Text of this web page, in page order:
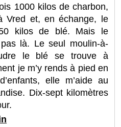
1000 kilos de charbon,
Vred et, en échange, le
kilos de blé. Mais le
là. Le seul moulin-à-
le blé se trouve à
je m’y rends à pied en
elle m’aide au
Dix-sept kilomètres